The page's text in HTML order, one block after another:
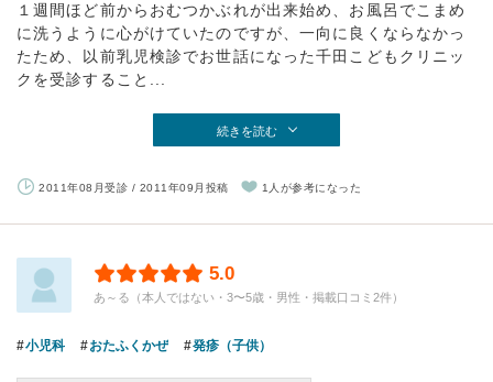
１週間ほど前からおむつかぶれが出来始め、お風呂でこまめ
に洗うように心がけていたのですが、一向に良くならなかっ
たため、以前乳児検診でお世話になった千田こどもクリニッ
クを受診すること...
続きを読む
2011年08月受診 / 2011年09月投稿 1人が参考になった
5.0
あ～る（本人ではない・3〜5歳・男性・掲載口コミ2件）
小児科 おたふくかぜ 発疹（子供）